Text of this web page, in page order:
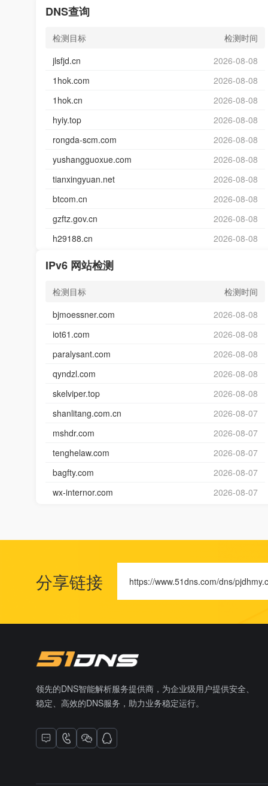
DNS查询
检测目标
检测时间
jlsfjd.cn
2026-08-08
1hok.com
2026-08-08
1hok.cn
2026-08-08
hyiy.top
2026-08-08
rongda-scm.com
2026-08-08
yushangguoxue.com
2026-08-08
tianxingyuan.net
2026-08-08
btcom.cn
2026-08-08
gzftz.gov.cn
2026-08-08
h29188.cn
2026-08-08
IPv6 网站检测
检测目标
检测时间
bjmoessner.com
2026-08-08
iot61.com
2026-08-08
paralysant.com
2026-08-08
qyndzl.com
2026-08-08
skelviper.top
2026-08-08
shanlitang.com.cn
2026-08-07
mshdr.com
2026-08-07
tenghelaw.com
2026-08-07
bagfty.com
2026-08-07
wx-internor.com
2026-08-07
分享链接 https://www.51dns.com/dns/
领先的DNS智能解析服务提供商，为企业级用户提供安全、
稳定、高效的DNS服务，助力业务稳定运行。